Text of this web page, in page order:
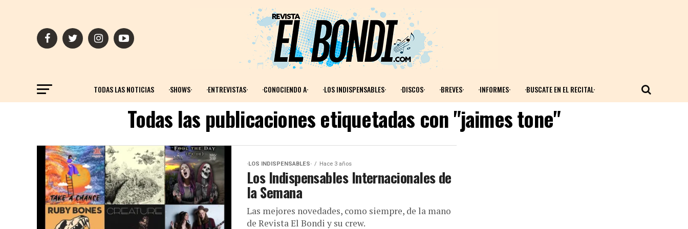
TODAS LAS NOTICIAS ·SHOWS· ·ENTREVISTAS· ·CONOCIENDO A· ·LOS INDISPENSABLES· ·DISCOS· ·BREVES· ·INFORMES· ·BUSCATE EN EL RECITAL·
Todas las publicaciones etiquetadas con "jaimes tone"
·LOS INDISPENSABLES· Hace 3 años
Los Indispensables Internacionales de
la Semana
Las mejores novedades, como siempre, de la mano
de Revista El Bondi y su crew.